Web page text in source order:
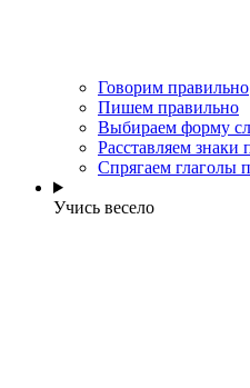
Говорим правильно
Пишем правильно
Выбираем форму
Расставляем
Спрягаем глаголы
Учись весело